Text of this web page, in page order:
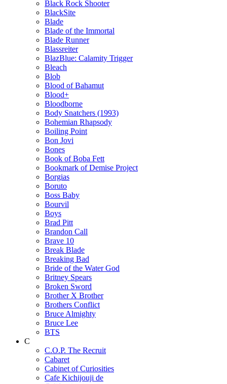
Black Rock Shooter
BlackSite
Blade
Blade of the Immortal
Blade Runner
Blassreiter
BlazBlue: Calamity Trigger
Bleach
Blob
Blood of Bahamut
Blood+
Bloodborne
Body Snatchers (1993)
Bohemian Rhapsody
Boiling Point
Bon Jovi
Bones
Book of Boba Fett
Bookmark of Demise Project
Borgias
Boruto
Boss Baby
Bourvil
Boys
Brad Pitt
Brandon Call
Brave 10
Break Blade
Breaking Bad
Bride of the Water God
Britney Spears
Broken Sword
Brother X Brother
Brothers Conflict
Bruce Almighty
Bruce Lee
BTS
C
C.O.P. The Recruit
Cabaret
Cabinet of Curiosities
Cafe Kichijouji de